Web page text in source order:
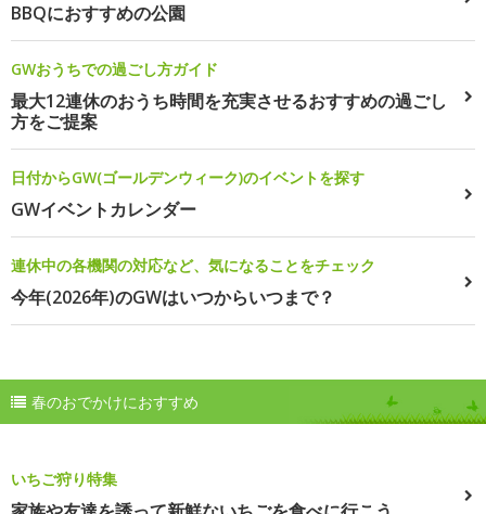
BBQにおすすめの公園
GWおうちでの過ごし方ガイド
最大12連休のおうち時間を充実させるおすすめの過ごし
方をご提案
日付からGW(ゴールデンウィーク)のイベントを探す
GWイベントカレンダー
連休中の各機関の対応など、気になることをチェック
今年(2026年)のGWはいつからいつまで？
春のおでかけにおすすめ
いちご狩り特集